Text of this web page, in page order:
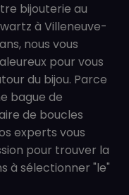
bijouterie au
à Villeneuve-
nous vous
pour vous
du bijou. Parce
bague de
de boucles
experts vous
pour trouver la
à sélectionner "le"